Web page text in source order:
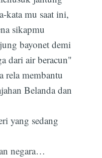
kata mu saat ini,
sikapmu
bayonet demi
dari air beracun"
rela membantu
Belanda dan
yang sedang
negara…